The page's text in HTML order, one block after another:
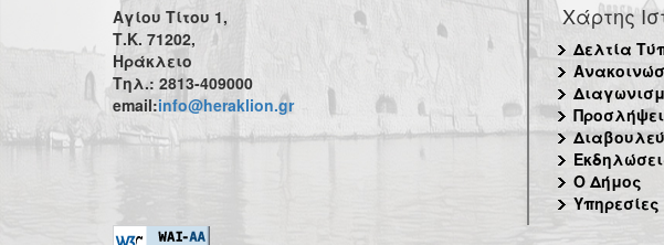
Αγίου Τίτου 1,
Τ.Κ. 71202,
Ηράκλειο
Τηλ.: 2813-409000
email:info@heraklion.gr
Χάρτης
Δελτία
Ο Δήμος
Υπηρεσίες